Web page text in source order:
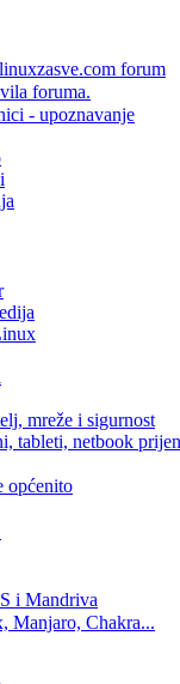
forum
foruma.
- upoznavanje
mreže i sigurnost
tableti, netbook
i Mandriva
Chakra...